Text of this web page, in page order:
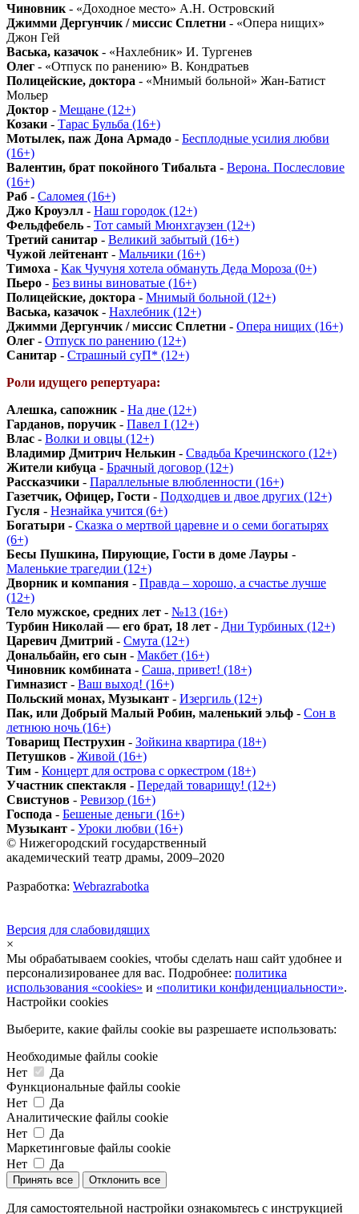
Чиновник - «Доходное место» А.Н. Островский
Джимми Дергунчик / миссис Сплетни - «Опера нищих»
Джон Гей
Васька, казачок - «Нахлебник» И. Тургенев
Олег - «Отпуск по ранению» В. Кондратьев
Полицейские, доктора - «Мнимый больной» Жан-Батист
Мольер
Доктор - Мещане (12+)
Козаки - Тарас Бульба (16+)
Мотылек, паж Дона Армадо - Бесплодные усилия любви
(16+)
Валентин, брат покойного Тибальта - Верона. Послесловие
(16+)
Раб - Саломея (16+)
Джо Кроуэлл - Наш городок (12+)
Фельдфебель - Тот самый Мюнхгаузен (12+)
Третий санитар - Великий забытый (16+)
Чужой лейтенант - Мальчики (16+)
Тимоха - Как Чучуня хотела обмануть Деда Мороза (0+)
Пьеро - Без вины виноватые (16+)
Полицейские, доктора - Мнимый больной (12+)
Васька, казачок - Нахлебник (12+)
Джимми Дергунчик / миссис Сплетни - Опера нищих (16+)
Олег - Отпуск по ранению (12+)
Санитар - Страшный суП* (12+)
Роли идущего репертуара:
Алешка, сапожник - На дне (12+)
Гарданов, поручик - Павел I (12+)
Влас - Волки и овцы (12+)
Владимир Дмитрич Нелькин - Свадьба Кречинского (12+)
Жители кибуца - Брачный договор (12+)
Рассказчики - Параллельные влюбленности (16+)
Газетчик, Офицер, Гости - Подходцев и двое других (12+)
Гусля - Незнайка учится (6+)
Богатыри - Сказка о мертвой царевне и о семи богатырях
(6+)
Бесы Пушкина, Пирующие, Гости в доме Лауры -
Маленькие трагедии (12+)
Дворник и компания - Правда – хорошо, а счастье лучше
(12+)
Тело мужское, средних лет - №13 (16+)
Турбин Николай — его брат, 18 лет - Дни Турбиных (12+)
Царевич Дмитрий - Смута (12+)
Дональбайн, его сын - Макбет (16+)
Чиновник комбината - Саша, привет! (18+)
Гимназист - Ваш выход! (16+)
Польский монах, Музыкант - Изергиль (12+)
Пак, или Добрый Малый Робин, маленький эльф - Сон в
летнюю ночь (16+)
Товарищ Пеструхин - Зойкина квартира (18+)
Петушков - Живой (16+)
Тим - Концерт для острова с оркестром (18+)
Участник спектакля - Передай товарищу! (12+)
Свистунов - Ревизор (16+)
Господа - Бешеные деньги (16+)
Музыкант - Уроки любви (16+)
© Нижегородский государственный
академический театр драмы, 2009–2020
Разработка: Webrazrabotka
Версия для слабовидящих
×
Мы обрабатываем cookies, чтобы сделать наш сайт удобнее и
персонализированее для вас. Подробнее: политика
использования «cookies» и «политики конфиденциальности».
Настройки cookies
Выберите, какие файлы cookie вы разрешаете использовать:
Необходимые файлы cookie
Нет
Да
Функциональные файлы cookie
Нет
Да
Аналитические файлы cookie
Нет
Да
Маркетинговые файлы cookie
Нет
Да
Принять все Отклонить все
Для самостоятельной настройки ознакомьтесь с инструкцией